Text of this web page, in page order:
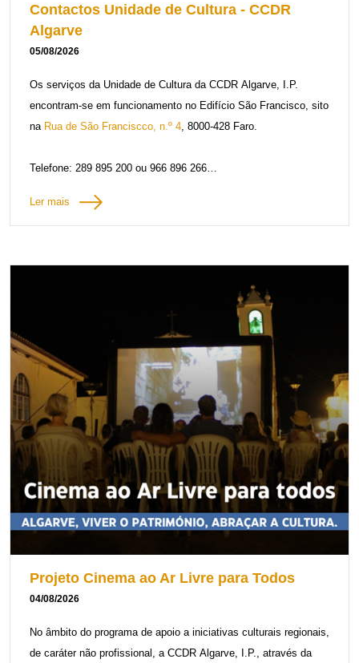
Contactos Unidade de Cultura - CCDR
Algarve
05/08/2026
Os serviços da Unidade de Cultura da CCDR Algarve, I.P.
encontram-se em funcionamento no Edifício São Francisco, sito
na Rua de São Franciscco, n.º 4 , 8000-428 Faro.
Telefone: 289 895 200 ou 966 896 266
Ler mais
Projeto Cinema ao Ar Livre para Todos
04/08/2026
No âmbito do programa de apoio a iniciativas culturais regionais,
de caráter não profissional, a CCDR Algarve, I.P., através da